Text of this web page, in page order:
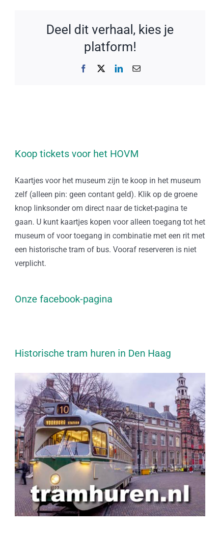
Deel dit verhaal, kies je
platform!
Facebook LinkedIn
E-
Koop tickets voor het HOVM
Kaartjes voor het museum zijn te koop in het museum
zelf (alleen pin: geen contant geld). Klik op de groene
knop linksonder om direct naar de ticket-pagina te
gaan. U kunt kaartjes kopen voor alleen toegang tot het
museum of voor toegang in combinatie met een rit met
een historische tram of bus. Vooraf reserveren is niet
verplicht.
Onze facebook-pagina
Historische tram huren in Den Haag